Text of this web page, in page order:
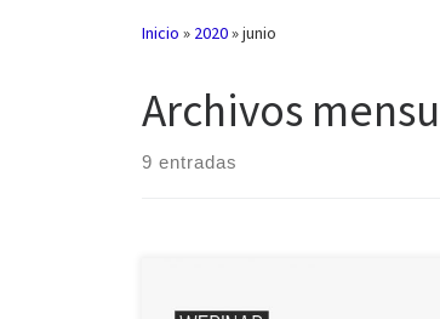
Inicio » 2020»junio
Archivos
9 entradas